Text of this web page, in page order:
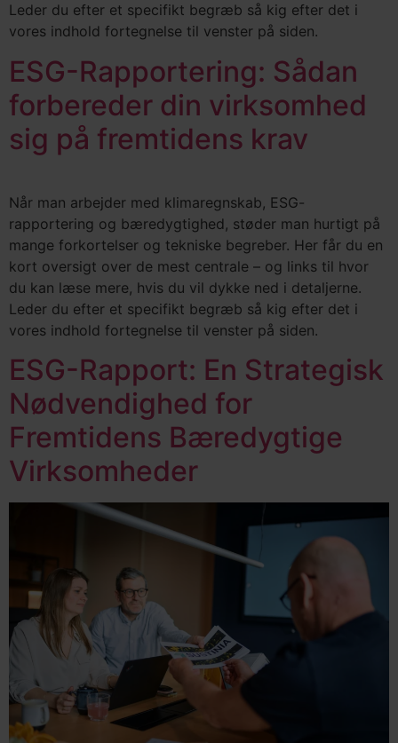
Leder du efter et specifikt begræb så kig efter det i
vores indhold fortegnelse til venster på siden.
ESG-Rapportering: Sådan
forbereder din virksomhed
sig på fremtidens krav
Når man arbejder med klimaregnskab, ESG-
rapportering og bæredygtighed, støder man hurtigt på
mange forkortelser og tekniske begreber. Her får du en
kort oversigt over de mest centrale – og links til hvor
du kan læse mere, hvis du vil dykke ned i detaljerne.
Leder du efter et specifikt begræb så kig efter det i
vores indhold fortegnelse til venster på siden.
ESG-Rapport: En Strategisk
Nødvendighed for
Fremtidens Bæredygtige
Virksomheder